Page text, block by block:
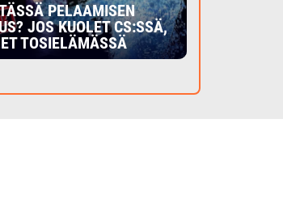
PELAAMISEN
JOS KUOLET CS:SSÄ,
TOSIELÄMÄSSÄ